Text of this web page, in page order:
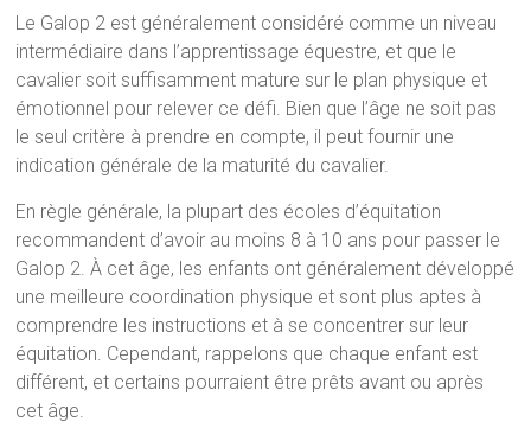
Le Galop 2 est généralement considéré comme un niveau
intermédiaire dans l’apprentissage équestre, et que le
cavalier soit suffisamment mature sur le plan physique et
émotionnel pour relever ce défi. Bien que l’âge ne soit pas
le seul critère à prendre en compte, il peut fournir une
indication générale de la maturité du cavalier.
En règle générale, la plupart des écoles d’équitation
recommandent d’avoir au moins 8 à 10 ans pour passer le
Galop 2. À cet âge, les enfants ont généralement développé
une meilleure coordination physique et sont plus aptes à
comprendre les instructions et à se concentrer sur leur
équitation. Cependant, rappelons que chaque enfant est
différent, et certains pourraient être prêts avant ou après
cet âge.